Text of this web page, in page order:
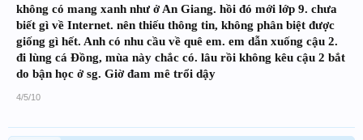
không có mang xanh như ở An Giang. hồi đó mới lớp 9. chưa
biết gì về Internet. nên thiếu thông tin, không phân biệt được
giống gì hết. Anh có nhu cầu về quê em. em dẫn xuống cậu 2.
đi lùng cá Đồng, mùa này chắc có. lâu rồi không kêu cậu 2 bắt
do bận học ở sg. Giờ đam mê trổi dậy
4/5/10